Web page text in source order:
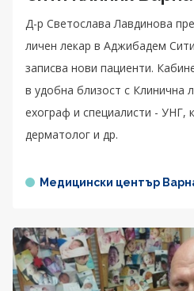
Д-р Светослава Лавдинова
личен лекар в Аджибадем
записва нови пациенти.
в удобна близост с Клинична
ехограф и специалисти - УНГ,
дерматолог и др.
Медицински център